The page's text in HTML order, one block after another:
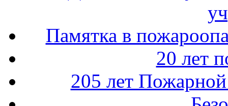
Памятка в
20 лет
205 лет Пожарной